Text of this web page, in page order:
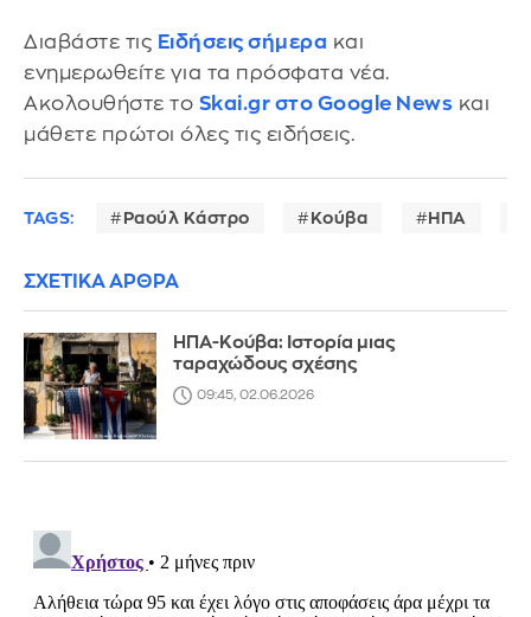
Διαβάστε τις Ειδήσεις σήμερα και
ενημερωθείτε για τα πρόσφατα νέα.
Ακολουθήστε το Skai.gr στο Google News και
μάθετε πρώτοι όλες τις ειδήσεις.
TAGS: Ραούλ Κάστρο Κούβα ΗΠΑ
ΣΧΕΤΙΚΑ ΑΡΘΡΑ
ΗΠΑ-Κούβα: Ιστορία μιας
ταραχώδους σχέσης
09:45, 02.06.2026